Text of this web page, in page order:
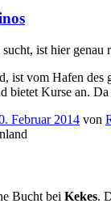
sucht, ist hier genau
ist vom Hafen des
bietet Kurse an.
Februar 2014 von
Bucht bei Kekes.